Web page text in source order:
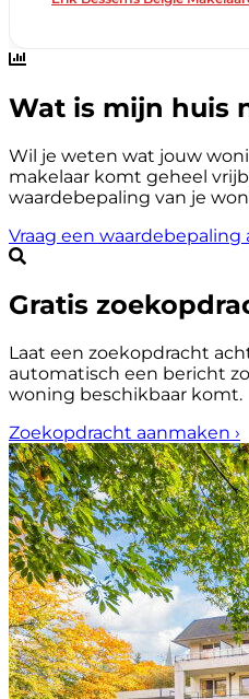
Wat is mijn huis
Wil je weten wat jouw
makelaar komt geheel
waardebepaling van je
Vraag een waardebepaling
Gratis
Laat een zoekopdracht
automatisch een bericht
woning beschikbaar komt.
Zoekopdracht aanmaken ›